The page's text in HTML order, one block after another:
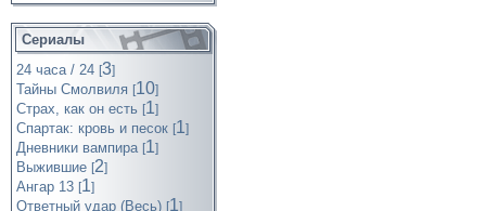
Сериалы
24 часа / 24 [3]
Тайны Смолвиля [10]
Страх, как он есть [1]
Спартак: кровь и песок [1]
Дневники вампира [1]
Выжившие [2]
Ангар 13 [1]
Ответный удар (Весь) [1]